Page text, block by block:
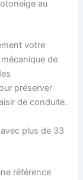
au
votre
de
préserver
de conduite.
plus de 33
référence